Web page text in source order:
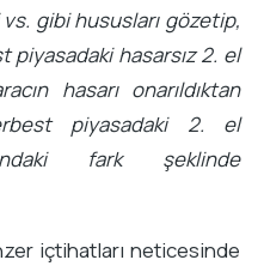
gibi hususları gözetip,
hasarsız 2. el
hasarı onarıldıktan
piyasadaki 2. el
fark şeklinde
içtihatları neticesinde